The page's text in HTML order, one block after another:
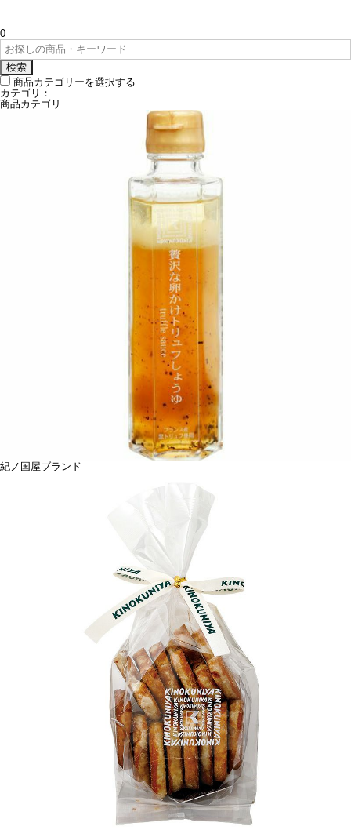
0
検索
商品カテゴリーを選択する
カテゴリ：
商品カテゴリ
紀ノ国屋ブランド